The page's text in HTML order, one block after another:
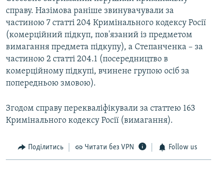
справу. Назімова раніше звинувачували за
частиною 7 статті 204 Кримінального кодексу Росії
(комерційний підкуп, пов'язаний із предметом
вимагання предмета підкупу), а Степанченка – за
частиною 2 статті 204.1 (посередництво в
комерційному підкупі, вчинене групою осіб за
попередньою змовою).
Згодом справу перекваліфікували за статтею 163
Кримінального кодексу Росії (вимагання).
Поділитись Читати без VPN Follow us